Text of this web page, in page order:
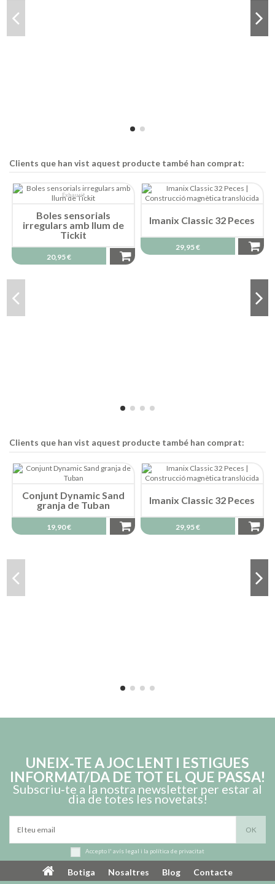
Clients que han vist aquest producte també han comprat:
Exhaurit
Boles sensorials
irregulars amb llum de
Tickit
20,95 €
Imanix Classic 32 Peces
29,95 €
Clients que han vist aquest producte també han comprat:
Conjunt Dynamic Sand
granja de Tuban
19,90 €
Imanix Classic 32 Peces
29,95 €
UNEIX‑TE A JOC LENT I ESTIGUES
INFORMAT/DA DE TOT EL QUE PASSA!
Subscriu‑te a la nostra newsletter per estar al
dia de totes les novetats!
Accepto l' avís legal i la política de privacitat
Botiga Nosaltres Blog Contacte